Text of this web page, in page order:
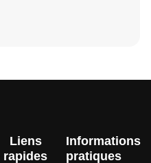
Liens
rapides
Informations
pratiques